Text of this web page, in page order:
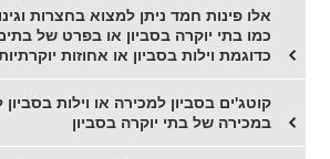
אלו פינות חמד ניתן למצוא בחצרות
כמו בתי יוקרה בסביון או בפרט של
כדוגמת וילות בסביון או אחוזות
קוטג'ים בסביון למכירה או וילות
במכירה של בתי יוקרה בסביון